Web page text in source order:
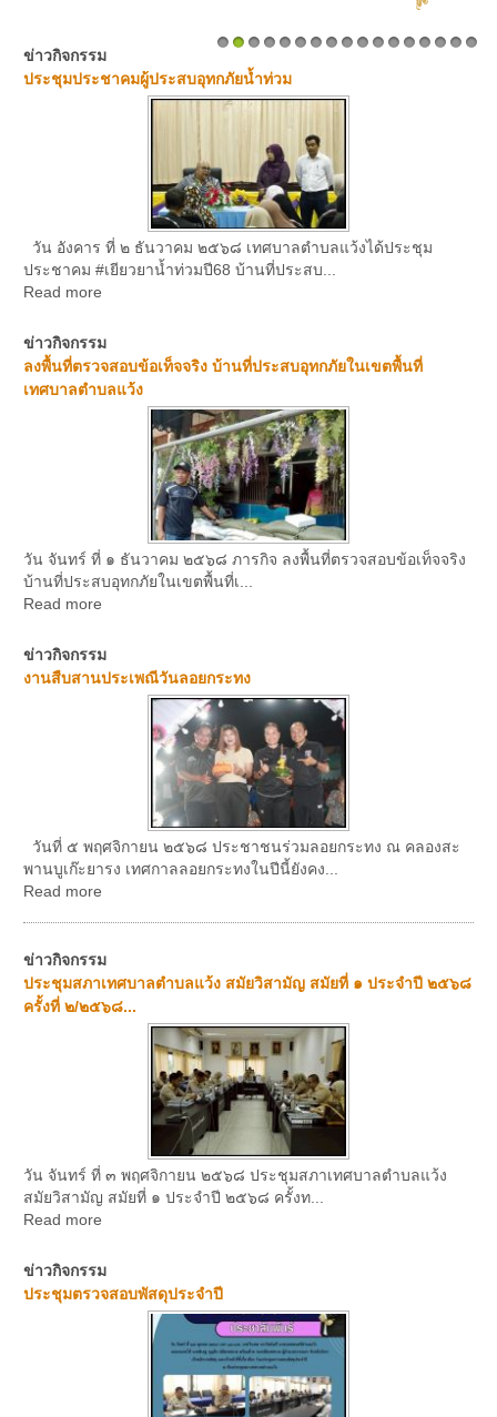
ข่าวกิจกรรม
ประชุมประชาคมผู้ประสบอุทกภัยน้ำท่วม
วัน อังคาร ที่ ๒ ธันวาคม ๒๕๖๘ เทศบาลตำบลแว้งได้ประชุม
ประชาคม #เยียวยาน้ำท่วมปี68 บ้านที่ประสบ...
Read more
ข่าวกิจกรรม
ลงพื้นที่ตรวจสอบข้อเท็จจริง บ้านที่ประสบอุทกภัยในเขตพื้นที่
เทศบาลตำบลแว้ง
วัน จันทร์ ที่ ๑ ธันวาคม ๒๕๖๘ ภารกิจ ลงพื้นที่ตรวจสอบข้อเท็จจริง
บ้านที่ประสบอุทกภัยในเขตพื้นที่เ...
Read more
ข่าวกิจกรรม
งานสืบสานประเพณีวันลอยกระทง
วันที่ ๕ พฤศจิกายน ๒๕๖๘ ประชาชนร่วมลอยกระทง ณ คลองสะ
พานบูเก๊ะยารง เทศกาลลอยกระทงในปีนี้ยังคง...
Read more
ข่าวกิจกรรม
ประชุมสภาเทศบาลตำบลแว้ง สมัยวิสามัญ สมัยที่ ๑ ประจำปี ๒๕๖๘
ครั้งที่ ๒/๒๕๖๘...
วัน จันทร์ ที่ ๓ พฤศจิกายน ๒๕๖๘ ประชุมสภาเทศบาลตำบลแว้ง
สมัยวิสามัญ สมัยที่ ๑ ประจำปี ๒๕๖๘ ครั้งท...
Read more
ข่าวกิจกรรม
ประชุมตรวจสอบพัสดุประจำปี